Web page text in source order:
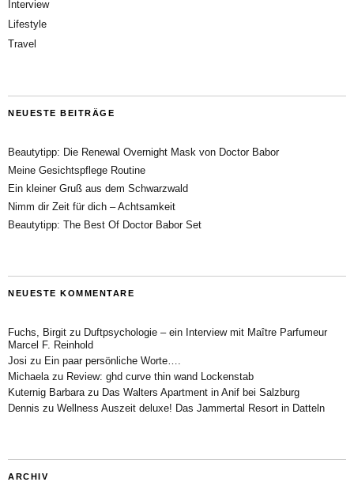
Interview
Lifestyle
Travel
NEUESTE BEITRÄGE
Beautytipp: Die Renewal Overnight Mask von Doctor Babor
Meine Gesichtspflege Routine
Ein kleiner Gruß aus dem Schwarzwald
Nimm dir Zeit für dich – Achtsamkeit
Beautytipp: The Best Of Doctor Babor Set
NEUESTE KOMMENTARE
Fuchs, Birgit zu Duftpsychologie – ein Interview mit Maître Parfumeur
Marcel F. Reinhold
Josi zu Ein paar persönliche Worte….
Michaela zu Review: ghd curve thin wand Lockenstab
Kuternig Barbara zu Das Walters Apartment in Anif bei Salzburg
Dennis zu Wellness Auszeit deluxe! Das Jammertal Resort in Datteln
ARCHIV